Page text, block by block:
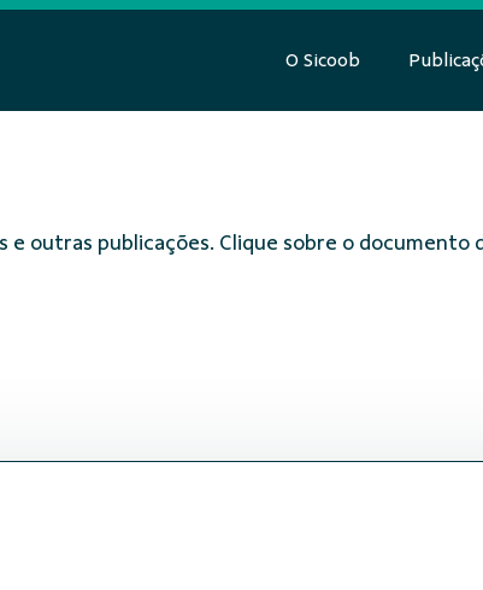
O Sicoob
outras publicações. Clique sobre o documento